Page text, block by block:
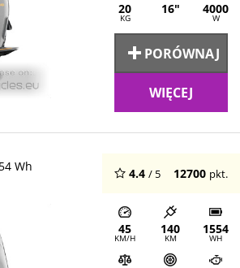
20
KG
16" 4000
W
PORÓWNAJ
WIĘCEJ
Wh 4.4 / 5 12700 pkt.
45
KM/H
140
KM
1554
WH